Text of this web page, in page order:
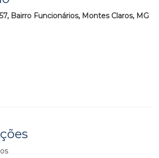
Bairro Funcionários, Montes Claros, MG